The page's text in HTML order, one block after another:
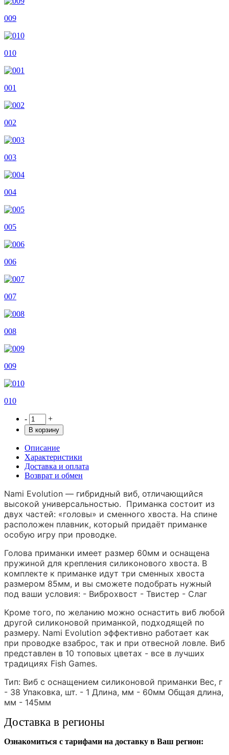
009
010
001
002
003
004
005
006
007
008
009
010
- +
В корзину
Описание
Характеристики
Доставка и оплата
Возврат и обмен
Nami Evolution — гибридный виб, отличающийся
высокой универсальностью. Приманка состоит из
двух частей: «головы» и сменного хвоста. На спине
расположен плавник, который придаёт приманке
особую игру при проводке.
Голова приманки имеет размер 60мм и оснащена
пружиной для крепления силиконового хвоста. В
комплекте к приманке идут три сменных хвоста
размером 85мм, и вы сможете подобрать нужный
под ваши условия: - Виброхвост - Твистер - Слаг
Кроме того, по желанию можно оснастить виб любой
другой силиконовой приманкой, подходящей по
размеру. Nami Evolution эффективно работает как
при проводке взаброс, так и при отвесной ловле. Виб
представлен в 10 топовых цветах - все в лучших
традициях Fish Games.
Тип: Виб с оснащением силиконовой приманки Вес, г
- 38 Упаковка, шт. - 1 Длина, мм - 60мм Общая длина,
мм - 145мм
Доставка в регионы
Ознакомиться с тарифами на доставку в Ваш регион: